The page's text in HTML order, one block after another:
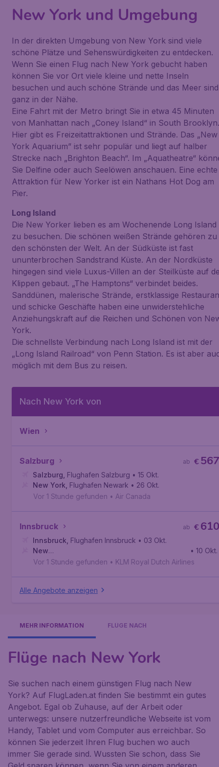
New York und Umgebung
In der direkten Umgebung von New York sind viele
schöne Plätze und Sehenswürdigkeiten zu entdecken.
Wenn Sie einen Flug nach New York gebucht haben
können Sie vor Ort viele kleine und nette Inseln
besuchen und auch schöne Strände und das Meer sind
ganz in der Nähe.
Eine Fahrt mit der Metro bringt Sie in etwa 45 Minuten
von Manhattan nach „Coney Island“ in South Brooklyn.
Hier gibt es Freizeitattraktionen und Strände. Das „New
York Aquarium” ist sehr populär und liegt auf halber
Strecke nach „Brighton Beach“. Im „Aquatheatre“
Sie Delfine oder auch Seelöwen anschauen. Eine echte
Attraktion für New Yorker ist ein Nathans Hot Dog am
Pier.
Long Island
Die New Yorker lieben es am Wochenende Long Island
zu besuchen. Die schönen weißen Strände gehören zu
den schönsten der Welt. An der Südküste ist fast
ununterbrochen Sandstrand Küste. An der Nordküste
hingegen sind viele Luxus-Villen an der Steilküste auf
Klippen gebaut. „The Hamptons“ verbindet beides.
Sanddünen, malerische Strände, erstklassige
und schicke Geschäfte haben eine unwiderstehliche
Anziehungskraft auf die Reichen und Schönen von
York.
Die schnellste Verbindung nach Long Island ist mit der
„Long Island Railroad“ von Penn Station. Es ist aber
möglich mit dem Bus zu reisen.
Nach New York von
Wien
Salzburg €567
ab
Salzburg Flughafen Salzburg • 15 Okt.
New York Flughafen Newark • 26 Okt.
Vor 1 Stunde gefunden • Air Canada
Innsbruck €610
ab
Innsbruck Flughafen Innsbruck • 03 Okt.
New
York, Internationaler Flughafen John F. Kennedy
• 10 Okt.
Vor 1 Stunde gefunden • KLM Royal Dutch Airlines
Alle Angebote anzeigen
MEHR INFORMATION FLÜGE NACH
Flüge nach New York
Sie suchen nach einem günstigen Flug nach New
York? Auf FlugLaden.at finden Sie bestimmt ein gutes
Angebot. Egal ob Zuhause, auf der Arbeit oder
unterwegs: unsere nutzerfreundliche Webseite ist vom
Handy, Tablet und vom Computer aus erreichbar. So
können Sie jederzeit Ihren Flug buchen wo auch
immer Sie gerade sind. Wussten Sie schon, dass Sie